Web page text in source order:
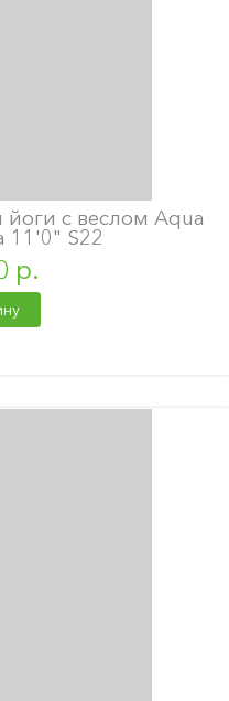
йоги с веслом Aqua
11'0" S22
р.